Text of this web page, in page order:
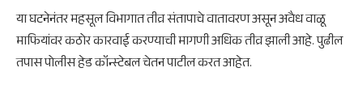
या घटनेनंतर महसूल विभागात तीव्र संतापाचे वातावरण असून अवैध वाळू
माफियांवर कठोर कारवाई करण्याची मागणी अधिक तीव्र झाली आहे. पुढील
तपास पोलीस हेड कॉन्स्टेबल चेतन पाटील करत आहेत.